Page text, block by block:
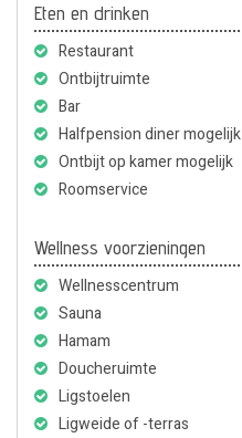
Eten en drinken
Restaurant
Ontbijtruimte
Bar
Halfpension diner mogelijk
Ontbijt op kamer mogelijk
Roomservice
Wellness voorzieningen
Wellnesscentrum
Sauna
Hamam
Doucheruimte
Ligstoelen
Ligweide of -terras